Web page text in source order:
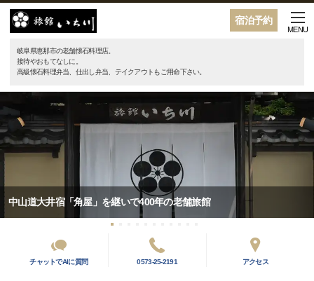
宿泊予約
MENU
岐阜県恵那市の老舗懐石料理店。
接待やおもてなしに。
高級懐石料理弁当、仕出し弁当、テイクアウトもご用命下さい。
中山道大井宿「角屋」を継いで400年の老舗旅館
チャットでAIに質問 0573-25-2191 アクセス